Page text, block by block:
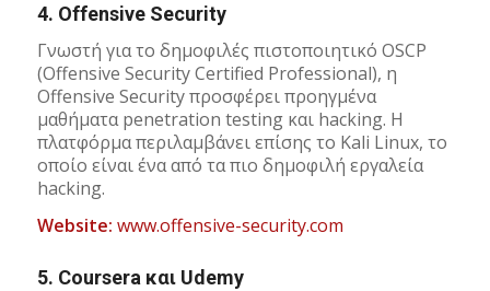
4. Offensive Security
Γνωστή για το δημοφιλές πιστοποιητικό OSCP
(Offensive Security Certified Professional), η
Offensive Security προσφέρει προηγμένα
μαθήματα penetration testing και hacking. Η
πλατφόρμα περιλαμβάνει επίσης το Kali Linux, το
οποίο είναι ένα από τα πιο δημοφιλή εργαλεία
hacking.
Website: www.offensive-security.com
5. Coursera και Udemy